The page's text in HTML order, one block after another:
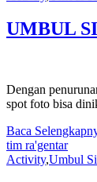
UMBUL
Dengan
spot foto bisa
Baca
tim ra'gentar
Activity,Umbul